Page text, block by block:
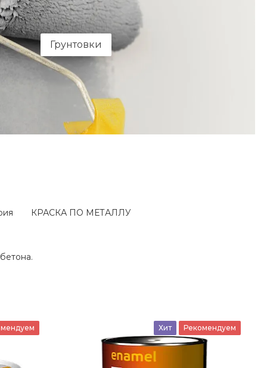
Грунтовки
КРАСКА ПО МЕТАЛЛУ
Хит Рекомендуем